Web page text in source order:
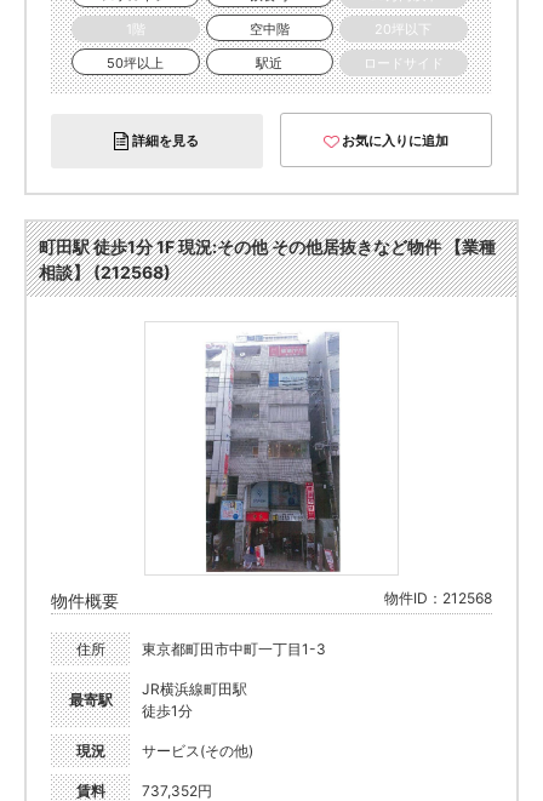
1階
空中階
20坪以下
50坪以上
駅近 ロードサイド
詳細を見る お気に入りに追加
町田駅 徒歩1分 1F 現況:その他 その他居抜きなど物件 【業種
相談】 (212568)
物件概要 物件ID：212568
住所 東京都町田市中町一丁目1-3
最寄駅
JR横浜線町田駅
徒歩1分
現況 サービス(その他)
賃料 737,352円